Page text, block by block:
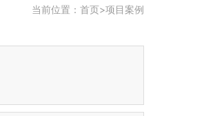
当前位置： 首页>项目案例